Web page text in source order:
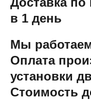
в 1 день
Мы
Оплата
установки
Стоимость